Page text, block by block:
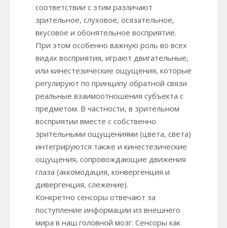
соответствии с этим различают
зрительное, слуховое, осязательное,
вкусовое и обонятельное восприятие.
При этом особенно важную роль во всех
видах восприятия, играют двигательные,
или кинестезические ощущения, которые
регулируют по принципу обратной связи
реальные взаимоотношения субъекта с
предметом. В частности, в зрительном
восприятии вместе с собственно
зрительными ощущениями (цвета, света)
интегрируются также и кинестезические
ощущения, сопровождающие движения
глаза (аккомодация, конвергенция и
дивергенция, слежение).
Конкретно сенсоры отвечают за
поступление информации из внешнего
мира в наш головной мозг. Сенсоры как